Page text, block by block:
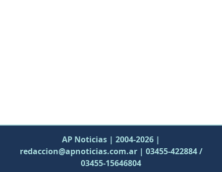
AP Noticias | 2004-2026 |
redaccion@apnoticias.com.ar | 03455-422884 /
03455-15646804